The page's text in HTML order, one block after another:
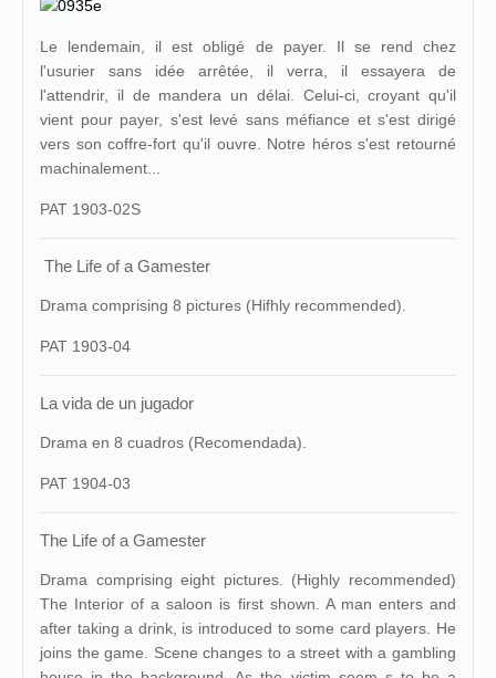
Le lendemain, il est obligé de payer. Il se rend chez
l'usurier sans idée arrêtée, il verra, il essayera de
l'attendrir, il de mandera un délai. Celui-ci, croyant qu'il
vient pour payer, s'est levé sans méfiance et s'est dirigé
vers son coffre-fort qu'il ouvre. Notre héros s'est retourné
machinalement...
PAT 1903-02S
The Life of a Gamester
Drama comprising 8 pictures (Hifhly recommended).
PAT 1903-04
La vida de un jugador
Drama en 8 cuadros (Recomendada).
PAT 1904-03
The Life of a Gamester
Drama comprising eight pictures. (Highly recommended)
The Interior of a saloon is first shown. A man enters and
after taking a drink, is introduced to some card players. He
joins the game. Scene changes to a street with a gambling